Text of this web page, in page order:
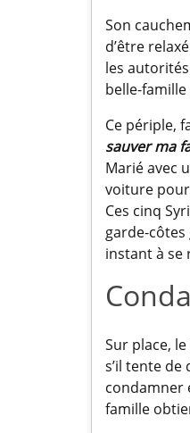
Son
d’être
les
belle-famille
Ce périple,
sauver ma
Marié avec
voiture pour
Ces cinq
garde-côtes
instant à se
Sur place,
s’il tente de
condamner
famille